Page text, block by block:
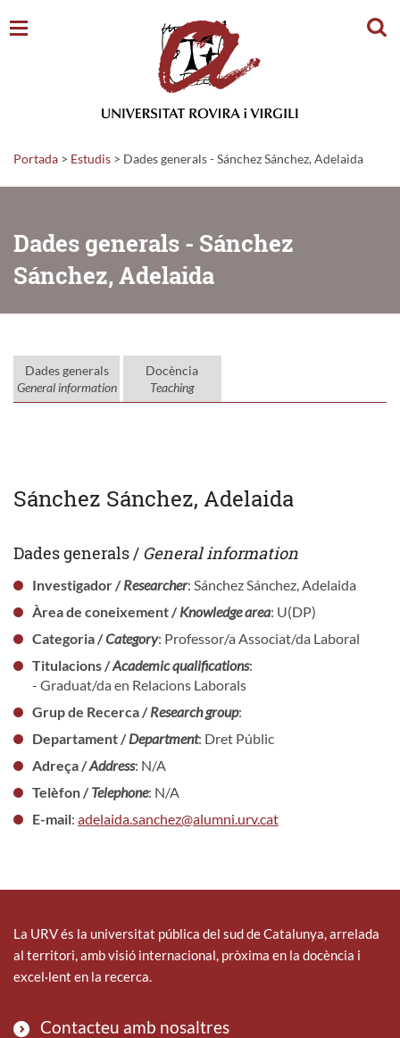
Portada > Estudis > Dades generals - Sánchez Sánchez, Adelaida
Dades generals - Sánchez
Sánchez, Adelaida
Dades generals
General information
Docència
Teaching
Sánchez Sánchez, Adelaida
Dades generals / General information
Investigador /Researcher: Sánchez Sánchez, Adelaida
Àrea de coneixement /Knowledge area: U(DP)
Categoria /Category: Professor/a Associat/da Laboral
Titulacions /Academic qualifications:
- Graduat/da en Relacions Laborals
Grup de Recerca /Research group:
Departament /Department: Dret Públic
Adreça /Address: N/A
Telèfon /Telephone: N/A
E-mail: adelaida.sanchez@alumni.urv.cat
La URV és la universitat pública del sud de Catalunya, arrelada
al territori, amb visió internacional, pròxima en la docència i
excel·lent en la recerca.
Contacteu amb nosaltres